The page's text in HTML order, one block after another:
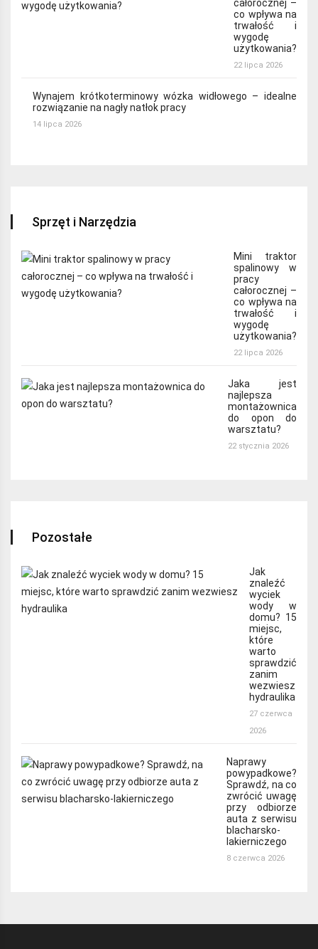
całorocznej –
co wpływa na
trwałość i
wygodę
użytkowania?
22 lipca 2026
Wynajem krótkoterminowy wózka widłowego – idealne
rozwiązanie na nagły natłok pracy
14 lipca 2026
Sprzęt i Narzędzia
Mini traktor
spalinowy w
pracy
całorocznej –
co wpływa na
trwałość i
wygodę
użytkowania?
22 lipca 2026
Jaka jest
najlepsza
montażownica
do opon do
warsztatu?
22 stycznia 2026
Pozostałe
Jak
znaleźć
wyciek
wody w
domu? 15
miejsc,
które
warto
sprawdzić
zanim
wezwiesz
hydraulika
27 czerwca
2026
Naprawy
powypadkowe?
Sprawdź, na co
zwrócić uwagę
przy odbiorze
auta z serwisu
blacharsko-
lakierniczego
8 czerwca 2026